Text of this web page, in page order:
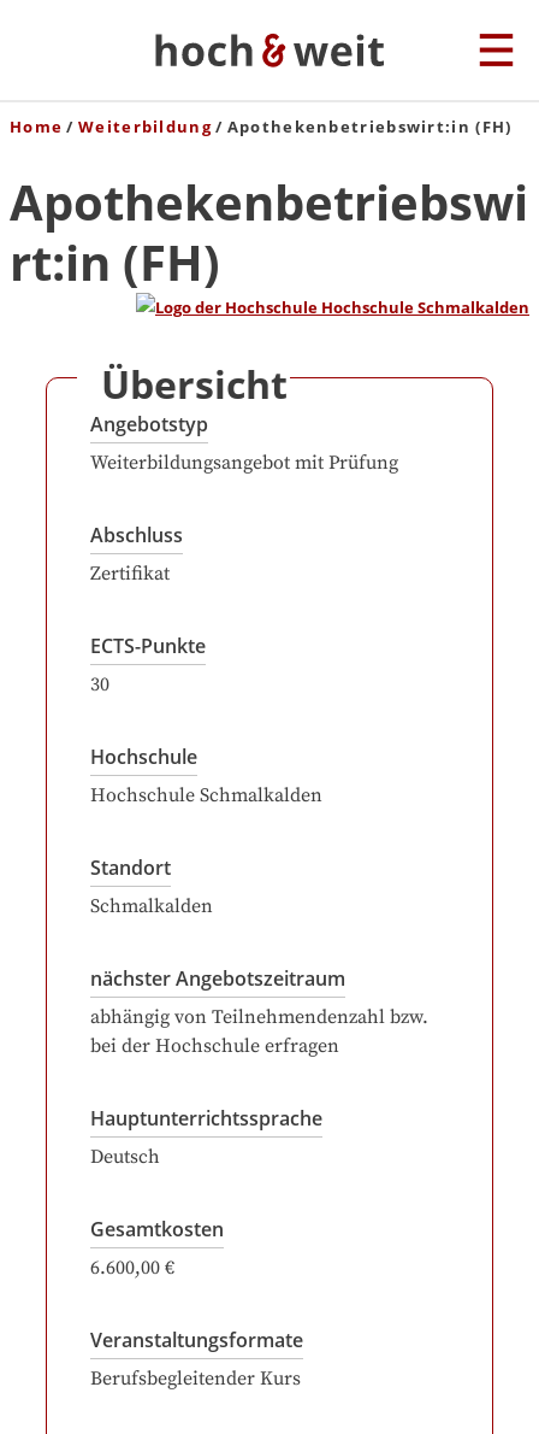
Home Weiterbildung Apothekenbetriebswirt:in (FH)
Apothekenbetriebswi
rt:in (FH)
Übersicht
Angebotstyp
Weiterbildungsangebot mit Prüfung
Abschluss
Zertifikat
ECTS-Punkte
30
Hochschule
Hochschule Schmalkalden
Standort
Schmalkalden
nächster Angebotszeitraum
abhängig von Teilnehmendenzahl bzw.
bei der Hochschule erfragen
Hauptunterrichtssprache
Deutsch
Gesamtkosten
6.600,00 €
Veranstaltungsformate
Berufsbegleitender Kurs